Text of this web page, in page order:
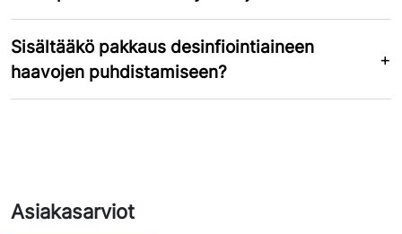
Sisältääkö pakkaus desinfiointiaineen
haavojen puhdistamiseen?
Asiakasarviot